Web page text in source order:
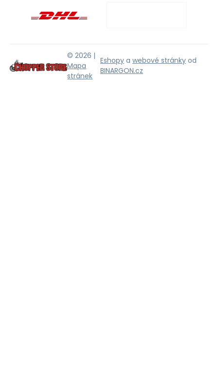
© 2026 |
Mapa
stránek
Eshopy a webové stránky od
BINARGON.cz